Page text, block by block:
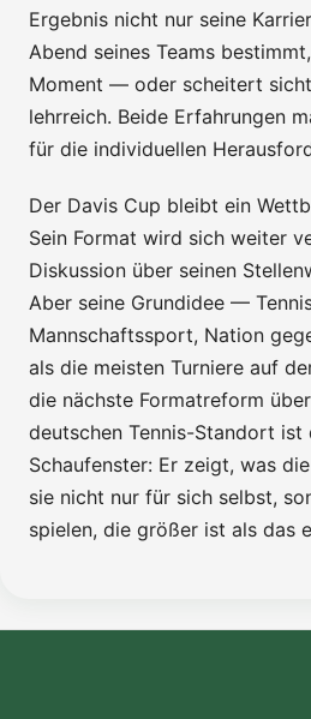
Ergebnis nicht nur seine
Abend seines Teams
Moment — oder scheitert
lehrreich. Beide Erfahrungen
für die individuellen
Der Davis Cup bleibt ein
Sein Format wird sich weiter
Diskussion über seinen
Aber seine Grundidee —
Mannschaftssport, Nation
als die meisten Turniere auf
die nächste Formatreform
deutschen Tennis-Standort ist
Schaufenster: Er zeigt, was
sie nicht nur für sich selbst,
spielen, die größer ist als das